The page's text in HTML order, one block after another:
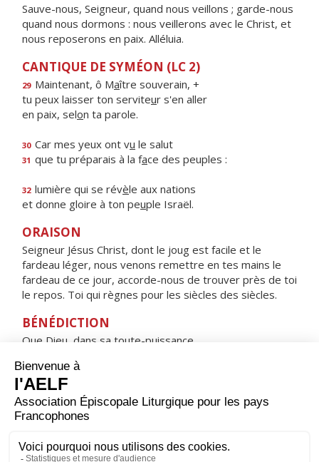
Sauve-nous, Seigneur, quand nous veillons ; garde-nous
quand nous dormons : nous veillerons avec le Christ, et
nous reposerons en paix. Alléluia.
CANTIQUE DE SYMÉON (LC 2)
29 Maintenant, ô Maître souverain, +
tu peux laisser ton serviteur s'en aller
en paix, selon ta parole.
30 Car mes yeux ont vu le salut
31 que tu préparais à la face des peuples :
32 lumière qui se révèle aux nations
et donne gloire à ton peuple Israël.
ORAISON
Seigneur Jésus Christ, dont le joug est facile et le
fardeau léger, nous venons remettre en tes mains le
fardeau de ce jour, accorde-nous de trouver près de toi
le repos. Toi qui règnes pour les siècles des siècles.
BÉNÉDICTION
Que Dieu, dans sa toute-puissance,
et nous tienne en sa bénédiction. Amen.
HYMNE : REGINA CÆLI, LÆTARE, ALLELUIA
Regina cæli, lætare, alleluia,
resurrexit sicut dixit, alleluia ;